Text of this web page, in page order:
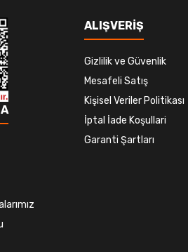
ALIŞVERİŞ
Gizlilik ve Güvenlik
Mesafeli Satış
Kişisel Veriler Politikası
İptal İade Koşullari
Garanti Şartları